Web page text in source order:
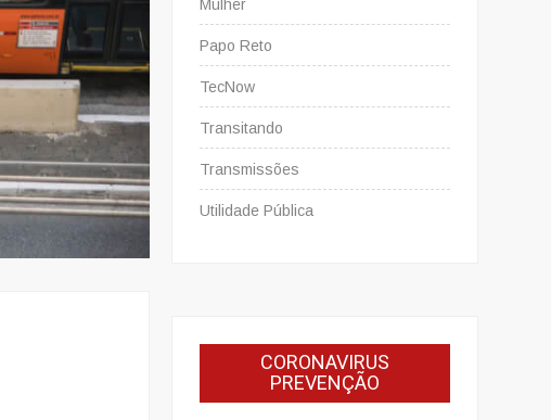
Mulher
Papo Reto
TecNow
Transitando
Transmissões
Utilidade Pública
CORONAVIRUS
PREVENÇÃO